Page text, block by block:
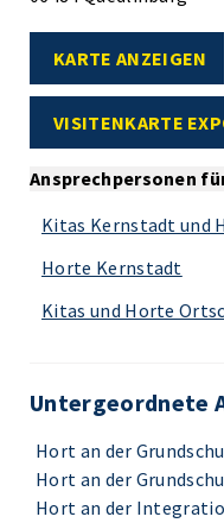
KARTE ANZEIGEN
VISITENKARTE
Ansprechpersonen
Kitas Kernstadt und
Horte Kernstadt
Kitas und Horte
Untergeordnete
Hort an der
Hort an der
Hort an der